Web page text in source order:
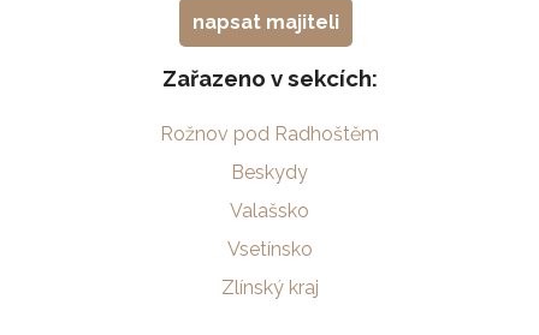
napsat majiteli
Zařazeno v sekcích:
Rožnov pod Radhoštěm
Beskydy
Valašsko
Vsetínsko
Zlínský kraj